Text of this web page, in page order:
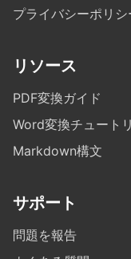
プライバシーポリシ
リソース
PDF変換ガイド
Word変換チュート
Markdown構文
サポート
問題を報告